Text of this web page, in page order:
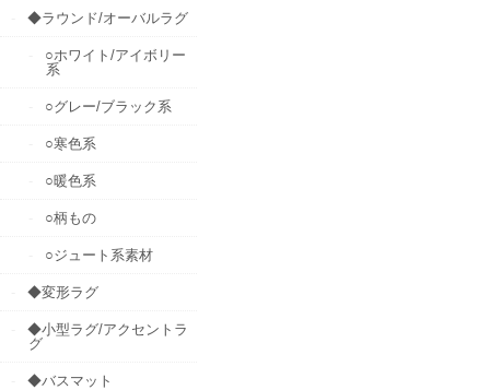
◆ラウンド/オーバルラグ
○ホワイト/アイボリー
系
○グレー/ブラック系
○寒色系
○暖色系
○柄もの
○ジュート系素材
◆変形ラグ
◆小型ラグ/アクセントラ
グ
◆バスマット